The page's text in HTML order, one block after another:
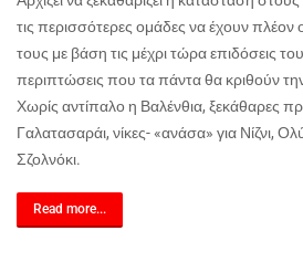
τις περισσότερες ομάδες να έχουν πλέον
τους με βάση τις μέχρι τώρα επιδόσεις
περιπτώσεις που τα πάντα θα κριθούν την
Χωρίς αντίπαλο η Βαλένθια, ξεκάθαρες
Γαλατασαράι, νίκες- «ανάσα» για Νίζνι,
Σζολνόκι.
Read more...